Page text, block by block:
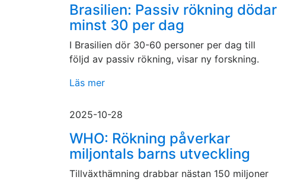
Brasilien: Passiv rökning dödar
minst 30 per dag
I Brasilien dör 30-60 personer per dag till
följd av passiv rökning, visar ny forskning.
Läs mer
2025-10-28
WHO: Rökning påverkar
miljontals barns utveckling
Tillväxthämning drabbar nästan 150 miljoner